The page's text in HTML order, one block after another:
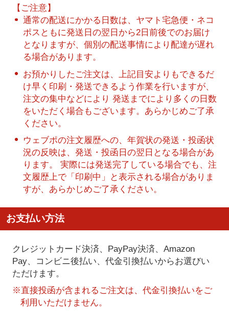
【ご注意】
通常の配送にかかる日数は、ヤマト宅急便・ネコ
ポスともに発送日の翌日から2日前後でのお届け
となりますが、個別の配送事情により配達が遅れ
る場合があります。
お預かりしたご注文は、上記目安よりもできるだ
け早く印刷・発送できるよう作業を行いますが、
注文の集中などにより 発送までにより多くの日数
をいただく場合もございます。あらかじめご了承
ください。
ウェブポの注文履歴への、年賀状の発送・投函状
況の反映は、発送・投函日の翌日となる場合があ
ります。 実際には発送完了している場合でも、注
文履歴上で「印刷中」と表示される場合がありま
すが、あらかじめご了承ください。
お支払い方法
クレジットカード決済、PayPay決済、Amazon
Pay、コンビニ後払い、代金引換払いからお選びい
ただけます。
※直接投函が含まれるご注文は、代金引換払いをご
利用いただけません。